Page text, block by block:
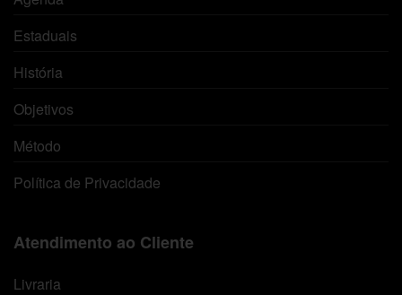
Estaduais
História
Objetivos
Método
Política de Privacidade
Atendimento ao Cliente
Livraria